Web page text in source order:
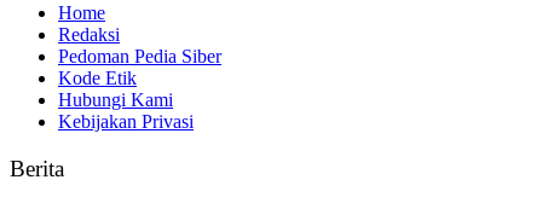
Home
Redaksi
Pedoman Pedia Siber
Kode Etik
Hubungi Kami
Kebijakan Privasi
Berita